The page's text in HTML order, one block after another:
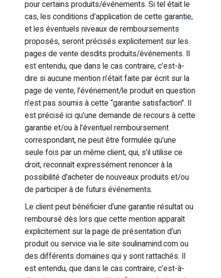
pour certains produits/événements. Si tel était le
cas, les conditions d’application de cette garantie,
et les éventuels niveaux de remboursements
proposés, seront précisés explicitement sur les
pages de vente desdits produits/événements. Il
est entendu, que dans le cas contraire, c’est-à-
dire si aucune mention n’était faite par écrit sur la
page de vente, l’événement/le produit en question
n’est pas soumis à cette “garantie satisfaction”. Il
est précisé ici qu’une demande de recours à cette
garantie et/ou à l’éventuel remboursement
correspondant, ne peut être formulée qu’une
seule fois par un même client, qui, s’il utilise ce
droit, reconnaît expressément renoncer à la
possibilité d’acheter de nouveaux produits et/ou
de participer à de futurs événements.
Le client peut bénéficier d’une garantie résultat ou
remboursé dès lors que cette mention apparaît
explicitement sur la page de présentation d’un
produit ou service via le site soulinamind.com ou
des différents domaines qui y sont rattachés. Il
est entendu, que dans le cas contraire, c’est-à-